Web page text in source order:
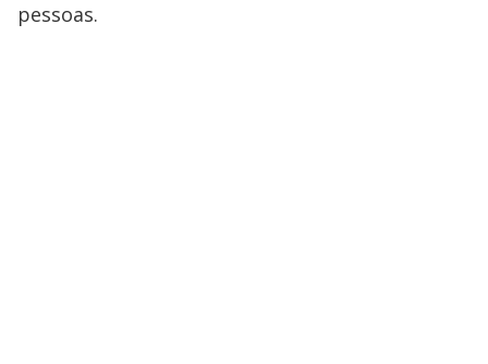
pessoas.